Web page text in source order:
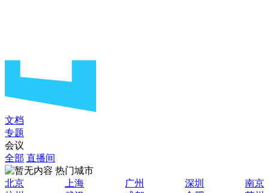
文档
专题
会议
全部 直播间
热门城市
北京
上海 广州 深圳
南京